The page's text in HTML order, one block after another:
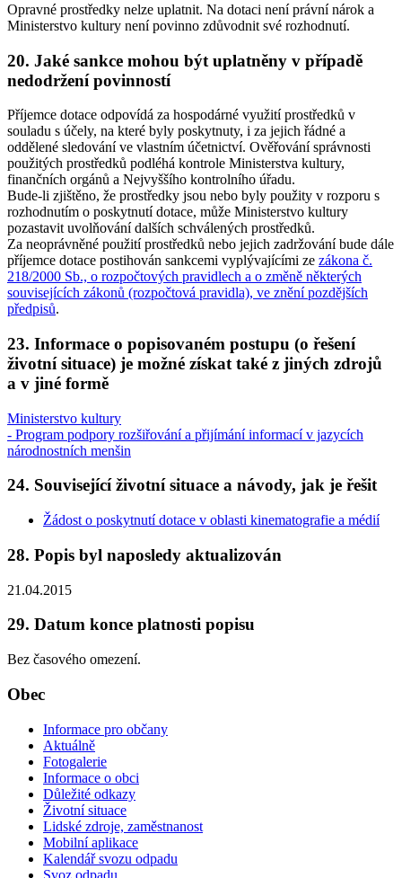
Opravné prostředky nelze uplatnit. Na dotaci není právní nárok a
Ministerstvo kultury není povinno zdůvodnit své rozhodnutí.
20. Jaké sankce mohou být uplatněny v případě
nedodržení povinností
Příjemce dotace odpovídá za hospodárné využití prostředků v
souladu s účely, na které byly poskytnuty, i za jejich řádné a
oddělené sledování ve vlastním účetnictví. Ověřování správnosti
použitých prostředků podléhá kontrole Ministerstva kultury,
finančních orgánů a Nejvyššího kontrolního úřadu.
Bude-li zjištěno, že prostředky jsou nebo byly použity v rozporu s
rozhodnutím o poskytnutí dotace, může Ministerstvo kultury
pozastavit uvolňování dalších schválených prostředků.
Za neoprávněné použití prostředků nebo jejich zadržování bude dále
příjemce dotace postihován sankcemi vyplývajícími ze zákona č.
218/2000 Sb., o rozpočtových pravidlech a o změně některých
souvisejících zákonů (rozpočtová pravidla), ve znění pozdějších
předpisů.
23. Informace o popisovaném postupu (o řešení
životní situace) je možné získat také z jiných zdrojů
a v jiné formě
Ministerstvo kultury
- Program podpory rozšiřování a přijímání informací v jazycích
národnostních menšin
24. Související životní situace a návody, jak je řešit
Žádost o poskytnutí dotace v oblasti kinematografie a médií
28. Popis byl naposledy aktualizován
21.04.2015
29. Datum konce platnosti popisu
Bez časového omezení.
Obec
Informace pro občany
Aktuálně
Fotogalerie
Informace o obci
Důležité odkazy
Životní situace
Lidské zdroje, zaměstnanost
Mobilní aplikace
Kalendář svozu odpadu
Svoz odpadu